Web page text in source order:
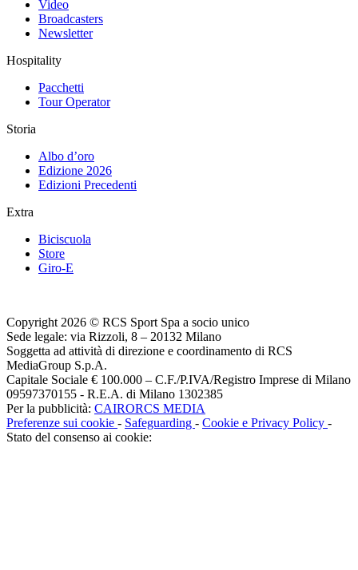
Video
Broadcasters
Newsletter
Hospitality
Pacchetti
Tour Operator
Storia
Albo d’oro
Edizione 2026
Edizioni Precedenti
Extra
Biciscuola
Store
Giro-E
Copyright 2026 © RCS Sport Spa a socio unico
Sede legale: via Rizzoli, 8 – 20132 Milano
Soggetta ad attività di direzione e coordinamento di RCS
MediaGroup S.p.A.
Capitale Sociale € 100.000 – C.F./P.IVA/Registro Imprese di Milano
09597370155 - R.E.A. di Milano 1302385
Per la pubblicità: CAIRORCS MEDIA
Preferenze sui cookie - Safeguarding - Cookie e Privacy Policy -
Stato del consenso ai cookie: